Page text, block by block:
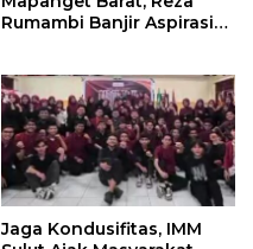
Rumambi Banjir Aspirasi
Jaga Kondusifitas, IMM